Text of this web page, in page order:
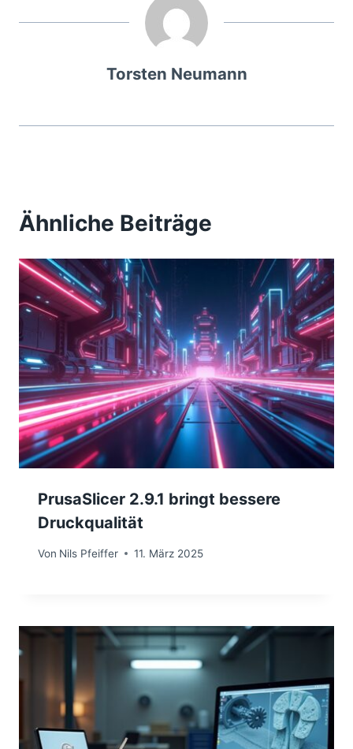
Torsten Neumann
Ähnliche Beiträge
PrusaSlicer 2.9.1 bringt bessere
Druckqualität
Von Nils Pfeiffer 11. März 2025